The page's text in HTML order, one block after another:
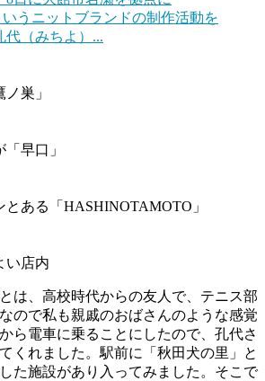
いうニットブランドの制作活動を
代（みちよ）...
巣」
早口」
ある「HASHINOTAMOTO」
い店内
は、高校時代からの友人で、テニス部
ので私も親戚のおばさんのような感覚
ら電車に乗ることにしたので、孔代さ
くれました。駅前に「秋田犬の里」と
た施設があり入ってみました。そこで